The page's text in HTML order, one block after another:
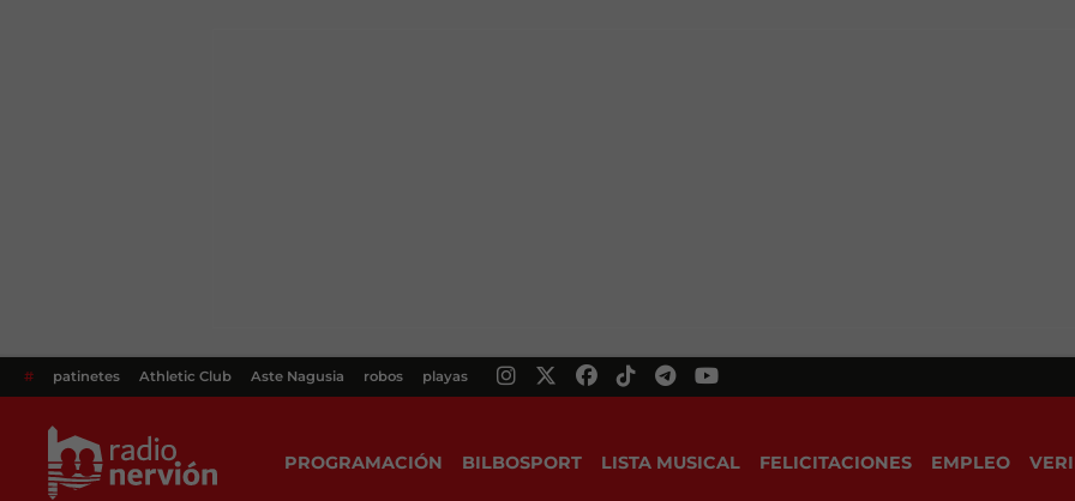
# patinetes Athletic Club Aste Nagusia robos playas
PROGRAMACIÓN BILBOSPORT LISTA MUSICAL FELICITACIONES EMPLEO